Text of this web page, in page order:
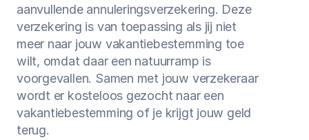
aanvullende annuleringsverzekering. Deze
verzekering is van toepassing als jij niet
meer naar jouw vakantiebestemming toe
wilt, omdat daar een natuurramp is
voorgevallen. Samen met jouw verzekeraar
wordt er kosteloos gezocht naar een
vakantiebestemming of je krijgt jouw geld
terug.